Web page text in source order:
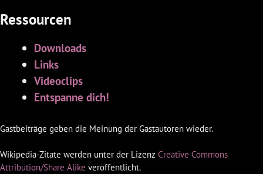
Ressourcen
Downloads
Links
Videoclips
Entspanne dich!
Gastbeiträge geben die Meinung der Gastautoren wieder.
Wikipedia-Zitate werden unter der Lizenz Creative Commons
Attribution/Share Alike veröffentlicht.